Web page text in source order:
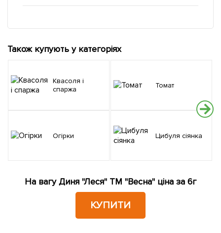
Також купують у категоріях
Квасоля і
спаржа
Огірки
Томат
Цибуля сіянка
На вагу Диня "Леся" ТМ "Весна" ціна за 6г
КУПИТИ